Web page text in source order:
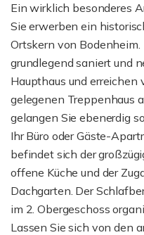
Ein wirklich besonderes
Sie erwerben ein
Ortskern von
grundlegend saniert und
Haupthaus und erreichen
gelegenen Treppenhaus
gelangen Sie ebenerdig
Ihr Büro oder Gäste-
befindet sich der
offene Küche und der
Dachgarten. Der
im 2. Obergeschoss
Lassen Sie sich von den